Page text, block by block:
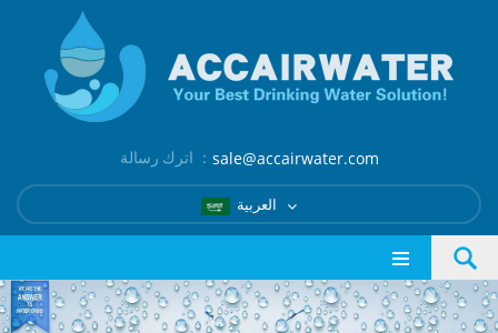
اترك رسالة ： sale@accairwater.com